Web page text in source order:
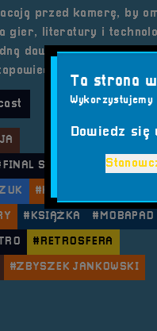
przed kamerę, by
gier, literatury i
dawkę wiedzy,
SYMPHONY II
#KLAWIATURA
#KSIĄŻKA #MOBAPAD
#RETROSFERA
#ZBYSZEK JANKOWSKI
#4
Ta strona
Dowiedz się